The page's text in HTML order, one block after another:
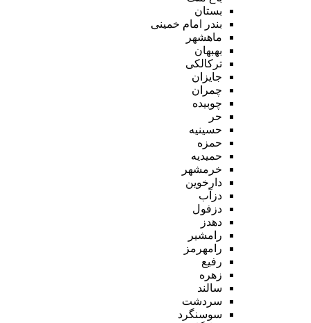
بستان
بندر امام خمینی
ماهشهر
بهبهان
ترکالکی
جایزان
چمران
چوبیده
حر
حسینیه
حمزه
حمیدیه
خرمشهر
دارخوین
دزآب
دزفول
دهدز
رامشیر
رامهرمز
رفیع
زهره
سالند
سردشت
سوسنگرد